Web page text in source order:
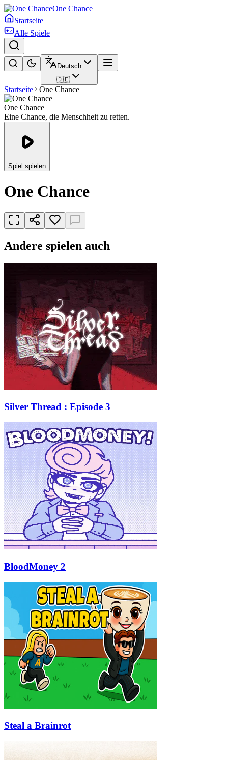
One Chance
Startseite
Alle Spiele
Deutsch
🇩🇪
Startseite One Chance
One Chance
Eine Chance, die Menschheit zu retten.
Spiel spielen
One Chance
Andere spielen auch
Silver Thread : Episode 3
BloodMoney 2
Steal a Brainrot